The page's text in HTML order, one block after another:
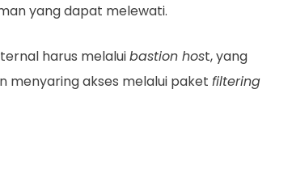
yang dapat melewati.
harus melaluibastion host, yang
akses melalui paket filtering